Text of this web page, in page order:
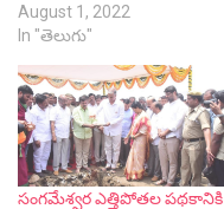
August 1, 2022
In "తెలుగు"
సంగమేశ్వర ఎత్తిపోతల పథకానికి